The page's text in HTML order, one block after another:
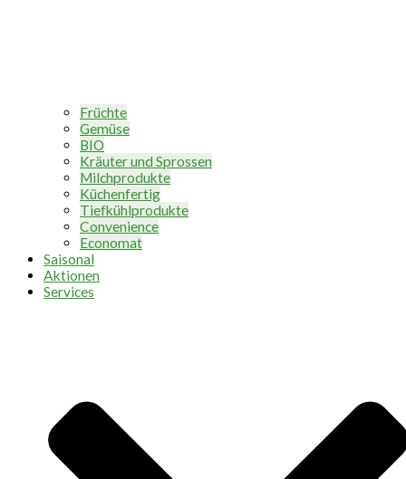
Früchte
Gemüse
BIO
Kräuter und Sprossen
Milchprodukte
Küchenfertig
Tiefkühlprodukte
Convenience
Economat
Saisonal
Aktionen
Services